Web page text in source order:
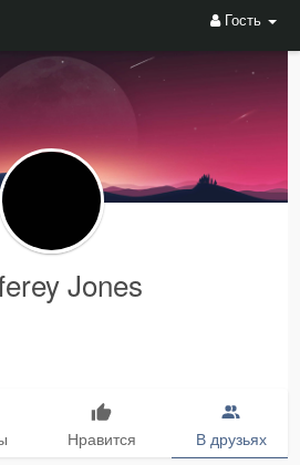
Гость
Jones
Нравится В друзьях